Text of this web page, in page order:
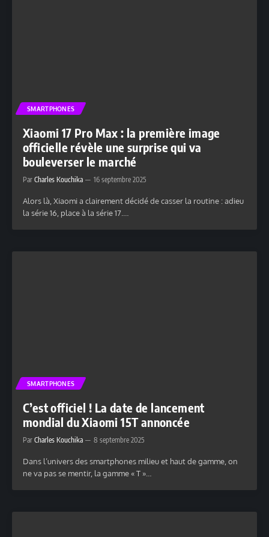
SMARTPHONES
Xiaomi 17 Pro Max : la première image
officielle révèle une surprise qui va
bouleverser le marché
Par Charles Kouchika 16 septembre 2025
Alors là, Xiaomi a clairement décidé de casser la routine : adieu
la série 16, place à la série 17.…
SMARTPHONES
C’est officiel ! La date de lancement
mondial du Xiaomi 15T annoncée
Par Charles Kouchika 8 septembre 2025
Dans l’univers des smartphones milieu et haut de gamme, on
ne va pas se mentir, la gamme « T »…